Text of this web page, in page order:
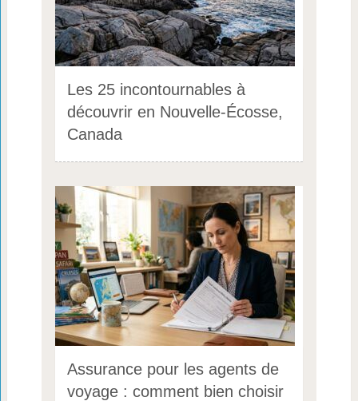
Les 25 incontournables à
découvrir en Nouvelle-Écosse,
Canada
Assurance pour les agents de
voyage : comment bien choisir